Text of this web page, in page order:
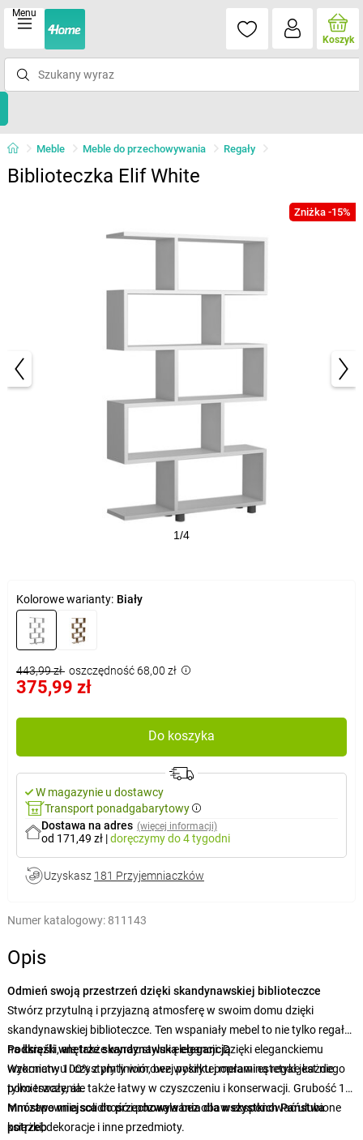
Menu
Koszyk
Meble Meble do przechowywania Regały
Biblioteczka Elif White
Zniżka -15%
1/4
Kolorowe warianty: Biały
443,99 zł oszczędność 68,00 zł
375,99 zł
Do koszyka
W magazynie u dostawcy
Transport ponadgabarytowy
Dostawa na adres (więcej informacji)
od 171,49 zł |doręczymydo 4 tygodni
Uzyskasz 181 Przyjemniaczków
Numer katalogowy: 811143
Opis
Odmień swoją przestrzeń dzięki skandynawskiej biblioteczce
Stwórz przytulną i przyjazną atmosferę w swoim domu dzięki
skandynawskiej biblioteczce. Ten wspaniały mebel to nie tylko regał
na książki, ale także wyraz stylu i elegancji. Dzięki eleganckiemu
wzornictwu i czystym liniom, bez wysiłku poprawi estetykę każdego
pomieszczenia.
Podkreśli wnętrze skandynawską elegancją
Wykonany 100% z płyty wiórowej pokrytej melaminą regał jest nie
tylko trwały, ale także łatwy w czyszczeniu i konserwacji. Grubość 18
mm zapewnia solidność i pozwala bez obaw eksponować ulubione
książki, dekoracje i inne przedmioty.
Mnóstwo miejsca do przechowywania dla wszystkich Państwa
potrzeb